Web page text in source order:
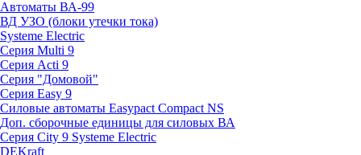
Автоматы ВА-99
ВД УЗО (блоки утечки тока)
Systeme Electric
Серия Multi 9
Серия Acti 9
Серия "Домовой"
Серия Easy 9
Силовые автоматы Easypact Compact NS
Доп. сборочные единицы для силовых ВА
Серия City 9 Systeme Electric
DEKraft